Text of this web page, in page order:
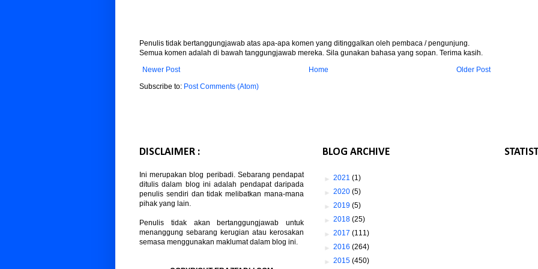
Penulis tidak bertanggungjawab atas apa-apa komen yang ditinggalkan oleh pembaca / pengunjung.
Semua komen adalah di bawah tanggungjawab mereka. Sila gunakan bahasa yang sopan. Terima kasih.
Newer Post
Older Post
Home
Subscribe to: Post Comments (Atom)
DISCLAIMER :
Ini merupakan blog peribadi. Sebarang pendapat
ditulis dalam blog ini adalah pendapat daripada
penulis sendiri dan tidak melibatkan mana-mana
pihak yang lain.
Penulis tidak akan bertanggungjawab untuk
menanggung sebarang kerugian atau kerosakan
semasa menggunakan maklumat dalam blog ini.
BLOG ARCHIVE
► 2021 (1)
► 2020 (5)
► 2019 (5)
► 2018 (25)
► 2017 (111)
► 2016 (264)
► 2015 (450)